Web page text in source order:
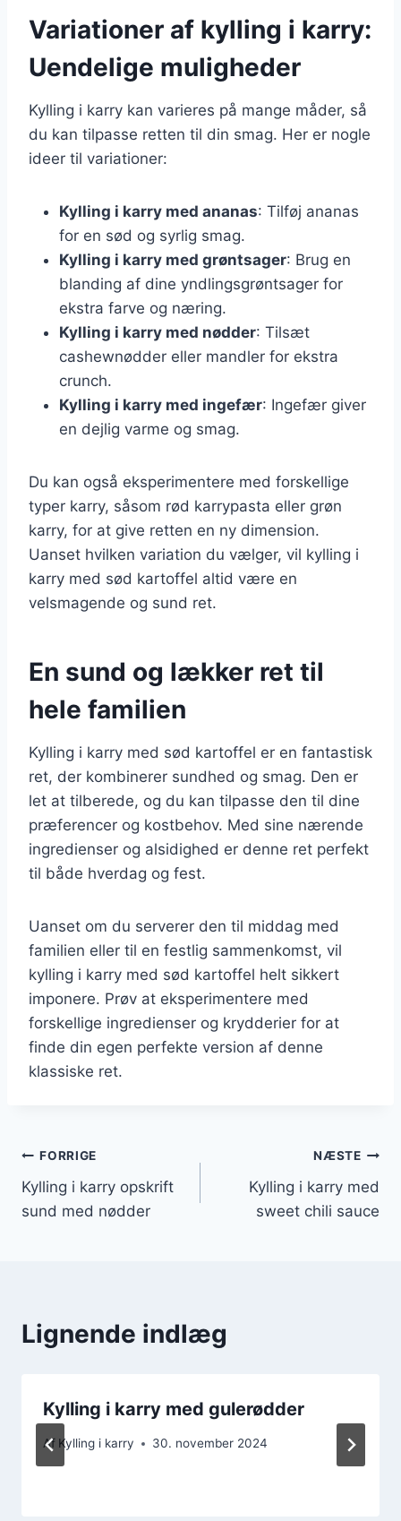
Variationer af kylling i karry:
Uendelige muligheder
Kylling i karry kan varieres på mange måder, så
du kan tilpasse retten til din smag. Her er nogle
ideer til variationer:
Kylling i karry med ananas: Tilføj ananas
for en sød og syrlig smag.
Kylling i karry med grøntsager: Brug en
blanding af dine yndlingsgrøntsager for
ekstra farve og næring.
Kylling i karry med nødder: Tilsæt
cashewnødder eller mandler for ekstra
crunch.
Kylling i karry med ingefær: Ingefær giver
en dejlig varme og smag.
Du kan også eksperimentere med forskellige
typer karry, såsom rød karrypasta eller grøn
karry, for at give retten en ny dimension.
Uanset hvilken variation du vælger, vil kylling i
karry med sød kartoffel altid være en
velsmagende og sund ret.
En sund og lækker ret til
hele familien
Kylling i karry med sød kartoffel er en fantastisk
ret, der kombinerer sundhed og smag. Den er
let at tilberede, og du kan tilpasse den til dine
præferencer og kostbehov. Med sine nærende
ingredienser og alsidighed er denne ret perfekt
til både hverdag og fest.
Uanset om du serverer den til middag med
familien eller til en festlig sammenkomst, vil
kylling i karry med sød kartoffel helt sikkert
imponere. Prøv at eksperimentere med
forskellige ingredienser og krydderier for at
finde din egen perfekte version af denne
klassiske ret.
Indlægsnavigation
FORRIGE
Kylling i karry opskrift
sund med nødder
NÆSTE
Kylling i karry med
sweet chili sauce
Lignende indlæg
Kylling i karry med gulerødder
Af Kylling i karry 30. november 2024